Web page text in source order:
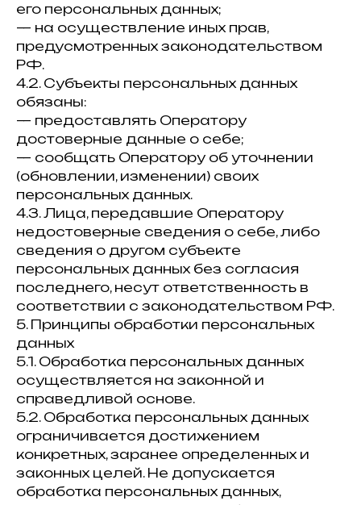
его персональных данных;
— на осуществление иных прав,
предусмотренных законодательством
РФ.
4.2. Субъекты персональных данных
обязаны:
— предоставлять Оператору
достоверные данные о себе;
— сообщать Оператору об уточнении
(обновлении, изменении) своих
персональных данных.
4.3. Лица, передавшие Оператору
недостоверные сведения о себе, либо
сведения о другом субъекте
персональных данных без согласия
последнего, несут ответственность в
соответствии с законодательством РФ.
5. Принципы обработки персональных
данных
5.1. Обработка персональных данных
осуществляется на законной и
справедливой основе.
5.2. Обработка персональных данных
ограничивается достижением
конкретных, заранее определенных и
законных целей. Не допускается
обработка персональных данных,